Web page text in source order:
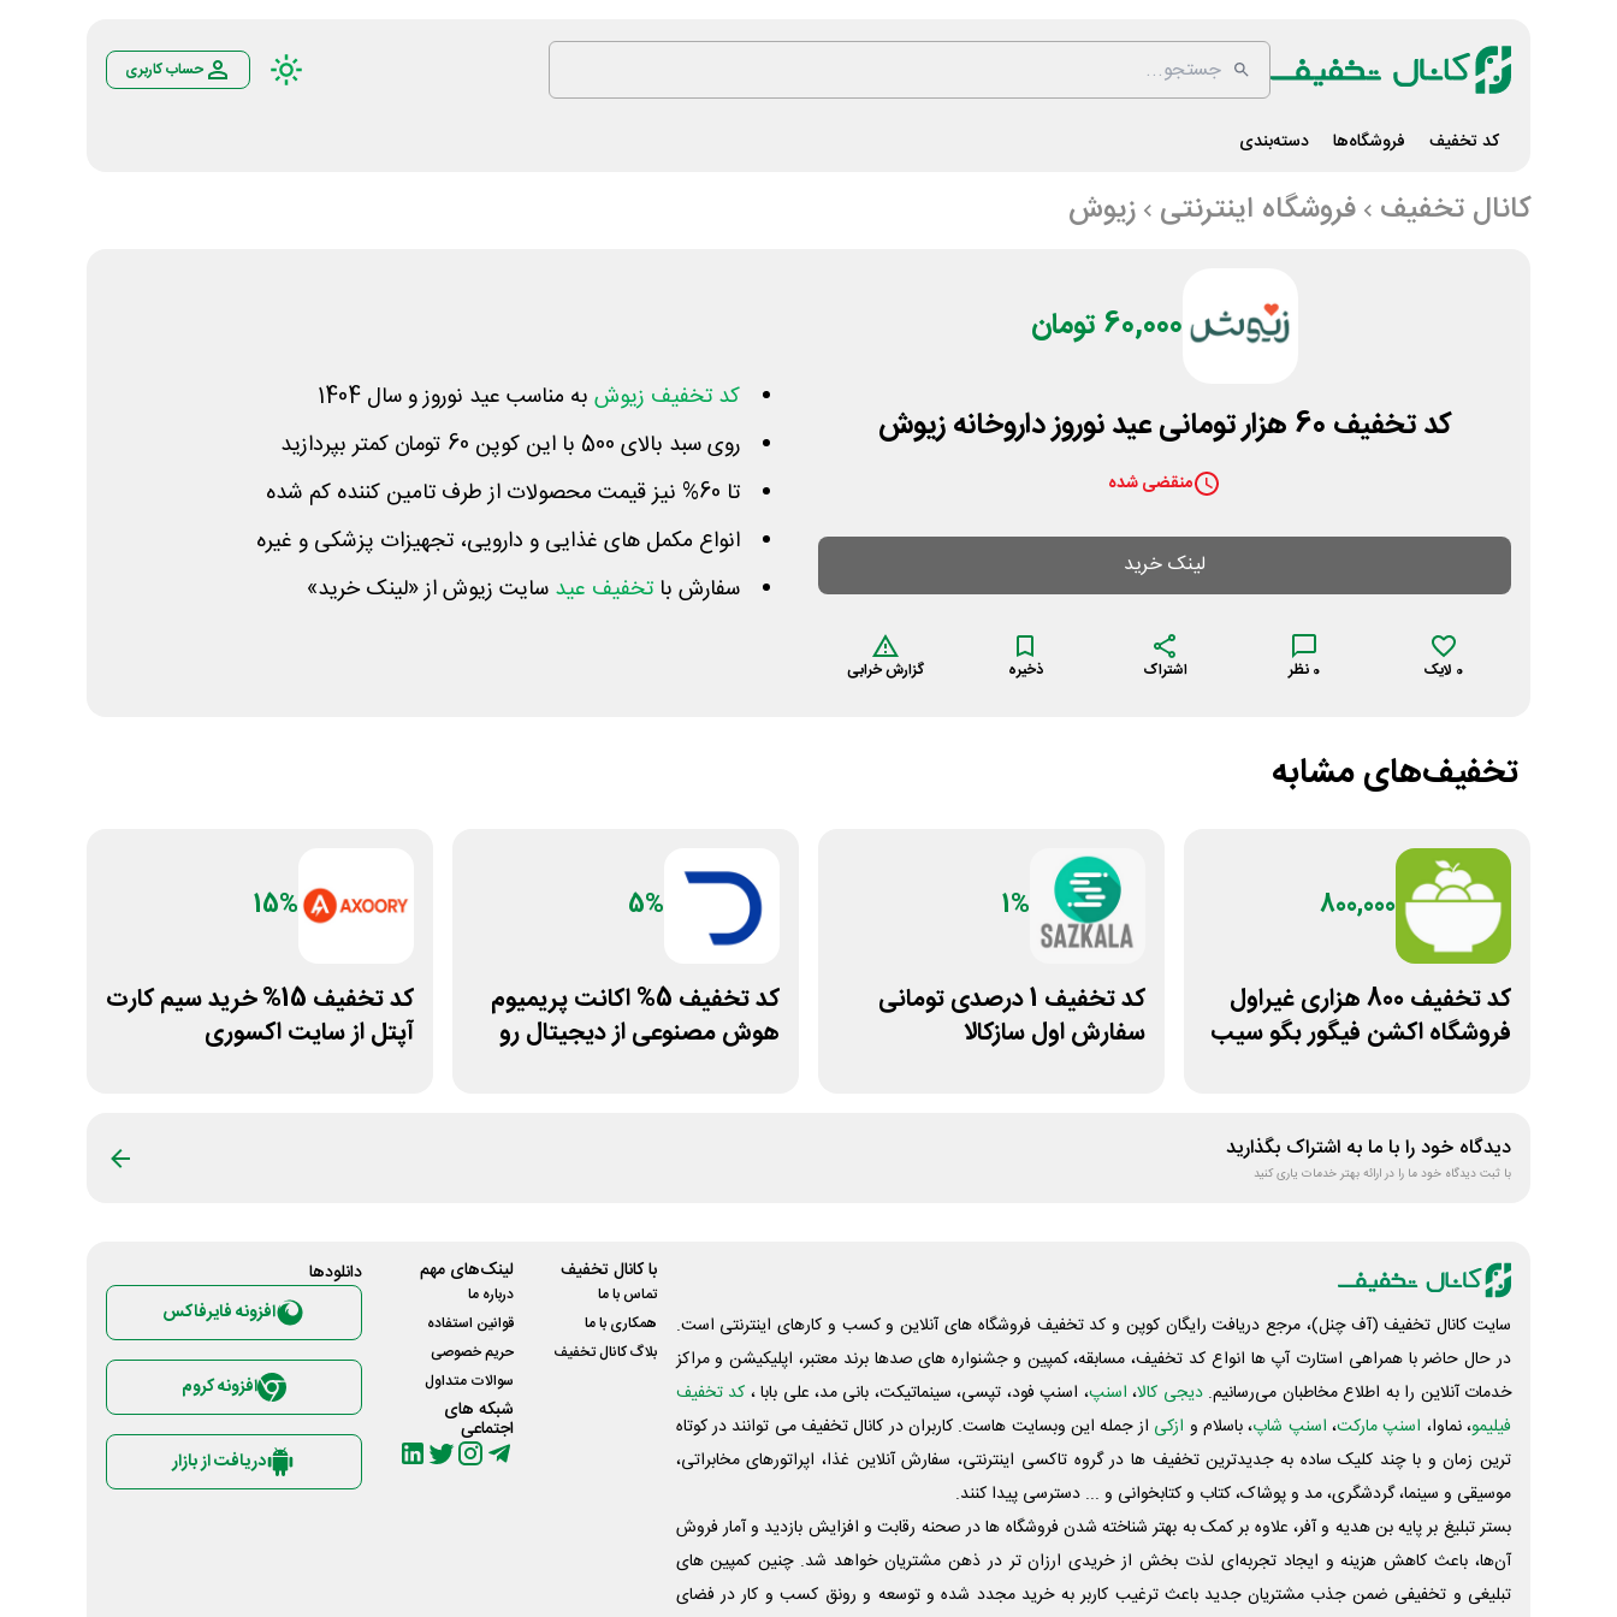
حساب کاربری
کد تخفیف فروشگاه‌ها دسته‌بندی
کانال تخفیف فروشگاه اینترنتی زیوش
60,000 تومان
کد تخفیف 60 هزار تومانی عید نوروز داروخانه زیوش
منقضی شده
لینک خرید
0 لایک 0 نظر اشتراک ذخیره گزارش خرابی
کد تخفیف زیوش به مناسب عید نوروز و سال 1404
روی سبد بالای 500 با این کوپن 60 تومان کمتر بپردازید
تا 60% نیز قیمت محصولات از طرف تامین کننده کم شده
انواع مکمل های غذایی و دارویی، تجهیزات پزشکی و غیره
سفارش با تخفیف عید سایت زیوش از «لینک خرید»
تخفیف‌های مشابه
800,000
کد تخفیف 800 هزاری غیراول
فروشگاه اکشن فیگور بگو سیب
1%
کد تخفیف 1 درصدی تومانی
سفارش اول سازکالا
5%
کد تخفیف 5% اکانت پریمیوم
هوش مصنوعی از دیجیتال رو
15%
کد تخفیف 15% خرید سیم کارت
آپتل از سایت اکسوری
دیدگاه خود را با ما به اشتراک بگذارید
با ثبت دیدگاه خود ما را در ارائه بهتر خدمات یاری کنید
سایت کانال تخفیف (آف چنل)، مرجع دریافت رایگان کوپن و کد تخفیف فروشگاه های آنلاین و کسب و‌ کارهای اینترنتی است.
در حال حاضر با همراهی استارت آپ ها انواع کد تخفیف، مسابقه، کمپین و جشنواره های صدها برند معتبر، اپلیکیشن و مراکز
خدمات آنلاین را به اطلاع مخاطبان می‌رسانیم. دیجی کالا، اسنپ، اسنپ فود، تپسی، سینماتیکت، بانی مد، علی‌ بابا ، کد تخفیف
فیلیمو، نماوا، اسنپ مارکت، اسنپ شاپ، باسلام و ازکی از جمله این وبسایت ‌هاست. کاربران در کانال تخفیف می توانند در کوتاه
ترین زمان و با چند کلیک ساده به جدیدترین تخفیف ها در گروه تاکسی اینترنتی، سفارش آنلاین غذا، اپراتورهای مخابراتی،
موسیقی و سینما، گردشگری، مد و پوشاک، کتاب و کتابخوانی و ... دسترسی پیدا کنند.
بستر تبلیغ بر پایه بن هدیه و آفر، علاوه بر کمک به بهتر شناخته شدن فروشگاه ها در صحنه رقابت و افزایش بازدید و آمار فروش
آن‌ها، باعث کاهش هزینه و ایجاد تجربه‌ای لذت بخش از خریدی ارزان تر در ذهن مشتریان خواهد شد. چنین کمپین های
تبلیغی و تخفیفی ضمن جذب مشتریان جدید باعث ترغیب کاربر به خرید مجدد شده و توسعه و رونق کسب و کار در فضای
با کانال تخفیف
تماس با ما
همکاری با ما
بلاگ کانال تخفیف
لینک‌های مهم
درباره ما
قوانین استفاده
حریم خصوصی
سوالات متداول
شبکه های
اجتماعی
دانلود‌ها
افزونه فایرفاکس
افزونه کروم
دریافت از بازار